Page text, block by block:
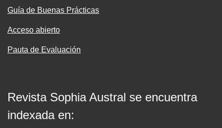
Guía de Buenas Prácticas
Acceso abierto
Pauta de Evaluación
Revista Sophia Austral se encuentra
indexada en: